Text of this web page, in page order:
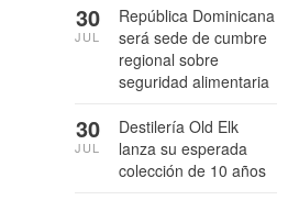
República Dominicana
será sede de cumbre
regional sobre
seguridad alimentaria
30
JUL
Destilería Old Elk
lanza su esperada
colección de 10 años
30
JUL